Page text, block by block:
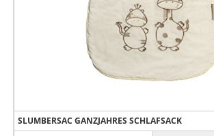
SLUMBERSAC GANZJAHRES SCHLAFSACK